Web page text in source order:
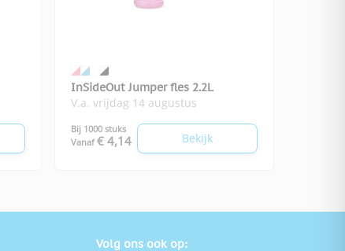
InSideOut Jumper fles 2.2L
V.a. vrijdag 14 augustus
Bij 1000 stuks
Vanaf € 4,14 Bekijk
Volg ons ook op: